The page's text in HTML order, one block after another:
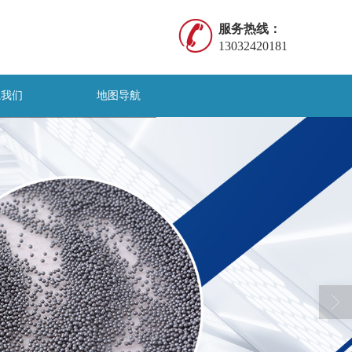
服务热线：
13032420181
们 地图导航